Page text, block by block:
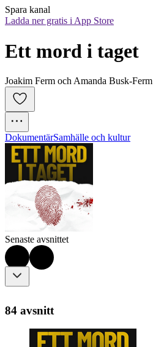
Spara kanal
Ladda ner gratis i App Store
Ett mord i taget
Joakim Ferm och Amanda Busk-Ferm
DokumentärSamhälle och kultur
Senaste avsnittet
84 avsnitt